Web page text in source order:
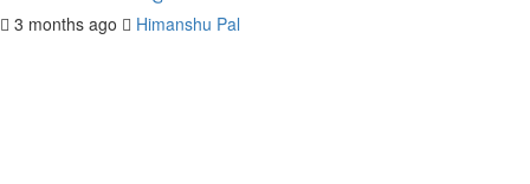
3 months ago Himanshu Pal